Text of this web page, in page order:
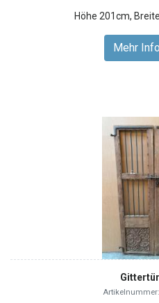
Höhe 201cm,
Mehr
Artikelnummer: